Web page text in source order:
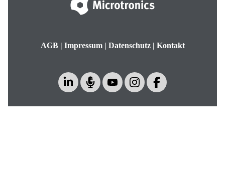
AGB| Impressum| Datenschutz| Kontakt